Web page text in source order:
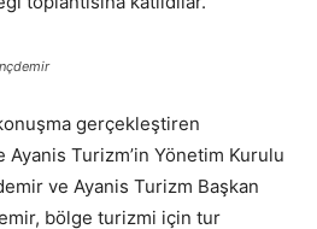
gerçekleştiren
Ayanis Turizm’in Yönetim Kurulu
ve Ayanis Turizm Başkan
bölge turizmi için tur